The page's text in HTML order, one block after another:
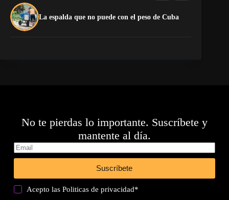
La espalda que no puede con el peso de Cuba
No te pierdas lo importante. Suscríbete y
mantente al día.
Suscríbete
Acepto lasPoliticas de privacidad*